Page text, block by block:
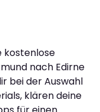
kostenlose
nach Edirne
bei der Auswahl
klären deine